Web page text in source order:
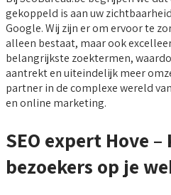
gekoppeld is aan uw
Google. Wij zijn er om ervoor te
alleen bestaat, maar ook
belangrijkste zoektermen,
aantrekt en uiteindelijk meer
partner in de complexe wereld
en online marketing.
SEO expert Hove
bezoekers op je